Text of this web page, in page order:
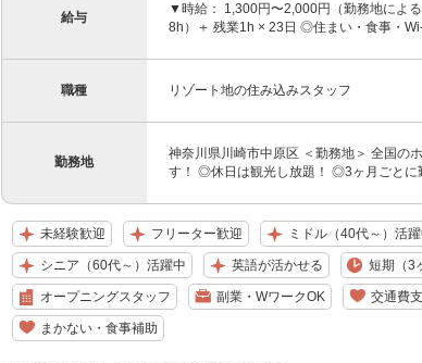
給与
▼時給： 1,300円〜2,000円（勤務地によ
8h）＋ 残業1h × 23日 ◎住まい・食事・
職種 リゾート地の住み込みスタッフ
勤務地
神奈川県川崎市中原区 ＜勤務地＞ 全国の
す！ ◎休日は観光し放題！ ◎3ヶ月ごとに
未経験歓迎 フリーター歓迎 ミドル（40代～）活
シニア（60代～）活躍中 英語が活かせる 短期（3
オープニングスタッフ 副業・WワークOK 交通費
まかない・食事補助